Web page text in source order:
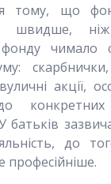
тому, що
швидше,
чимало
акції,
конкретних
батьків
до
професійніше.